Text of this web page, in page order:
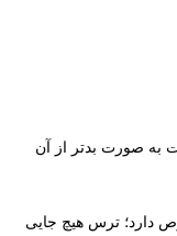
به صورت بدتر از آن
دارد؛ ترس هیچ جایی